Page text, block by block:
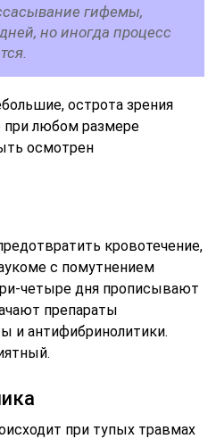
гифемы,
но иногда процесс
острота зрения
при любом размере
осмотрен
кровотечение,
с помутнением
четыре дня прописывают
препараты
и антифибринолитики.
при тупых травмах